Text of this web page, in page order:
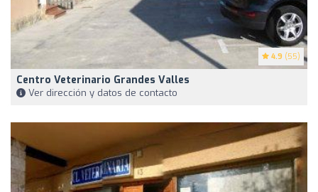
4.9 (55)
Centro Veterinario Grandes Valles
Ver dirección y datos de contacto